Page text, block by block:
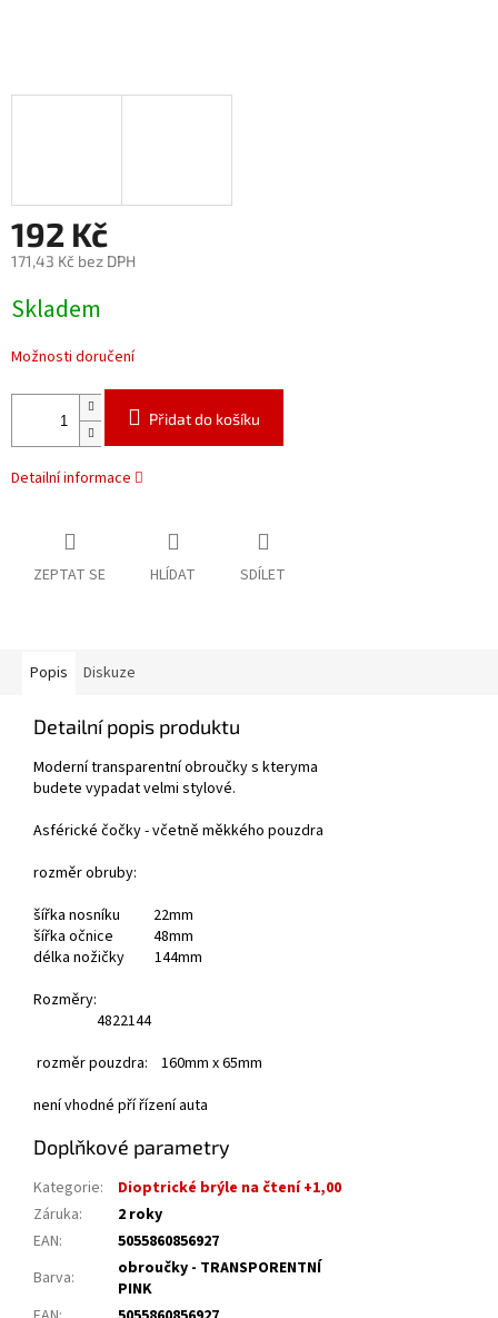
192 Kč
171,43 Kč bez DPH
cena:
Skladem
Možnosti doručení
Přidat do košíku
Detailní informace
ZEPTAT SE HLÍDAT SDÍLET
Popis Diskuze
Detailní popis produktu
Moderní transparentní obroučky s kteryma
budete vypadat velmi stylové.
Asférické čočky - včetně měkkého pouzdra
rozměr obruby:
šířka nosníku 22mm
šířka očnice 48mm
délka nožičky 144mm
Rozměry:
4822144
rozměr pouzdra: 160mm x 65mm
není vhodné pří řízení auta
Doplňkové parametry
Kategorie:
Dioptrické brýle na čtení +1,00
Záruka:
2 roky
EAN:
5055860856927
Barva:
obroučky - TRANSPORENTNÍ
PINK